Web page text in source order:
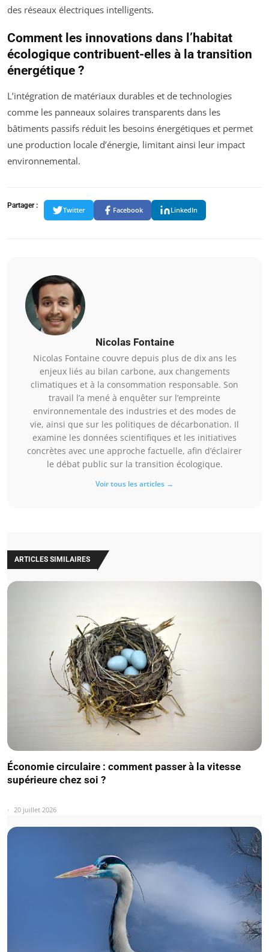
des réseaux électriques intelligents.
Comment les innovations dans l’habitat
écologique contribuent-elles à la transition
énergétique ?
L’intégration de matériaux durables et de technologies
comme les panneaux solaires transparents dans les
bâtiments passifs réduit les besoins énergétiques et permet
une production locale d’énergie, limitant ainsi leur impact
environnemental.
Partager :
Twitter Facebook LinkedIn
Nicolas Fontaine
Nicolas Fontaine couvre depuis plus de dix ans les
enjeux liés au bilan carbone, aux changements
climatiques et à la consommation responsable. Son
travail l’a mené à enquêter sur l’empreinte
environnementale des industries et des modes de
vie, ainsi que sur les politiques de décarbonation. Il
examine les données scientifiques et les initiatives
concrètes avec une approche factuelle, afin d’éclairer
le débat public sur la transition écologique.
Voir tous les articles →
ARTICLES SIMILAIRES
Économie circulaire : comment passer à la vitesse
supérieure chez soi ?
20 juillet 2026